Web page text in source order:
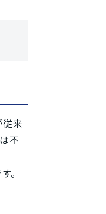
来
不
。